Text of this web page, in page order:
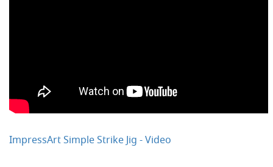
ImpressArt Simple Strike Jig - Video